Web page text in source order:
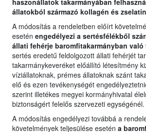
haszonállatok takarmányában
állatokból származó kollagén és zselatin
A módosítás a rendeletben előírt
esetén engedélyezi a sertésfélékből
állati fehérje baromfitakarmányban
sertés eredetű feldolgozott állati fehérjét
takarmánykeveréket előállító létesítmény
víziállatoknak, prémes állatoknak szánt
elő és ezen tevékenységét
szerint illetékes megyei kormányhivatal
biztonságért felelős szervezeti egységénél.
A módosítás engedélyezi továbbá a
követelmények teljesülése esetén a